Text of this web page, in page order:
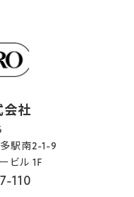
会社
駅南2-1-9
ビル 1F
110